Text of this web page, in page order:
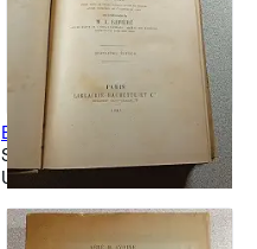
Eléments de Géométrie
Softcover
Used